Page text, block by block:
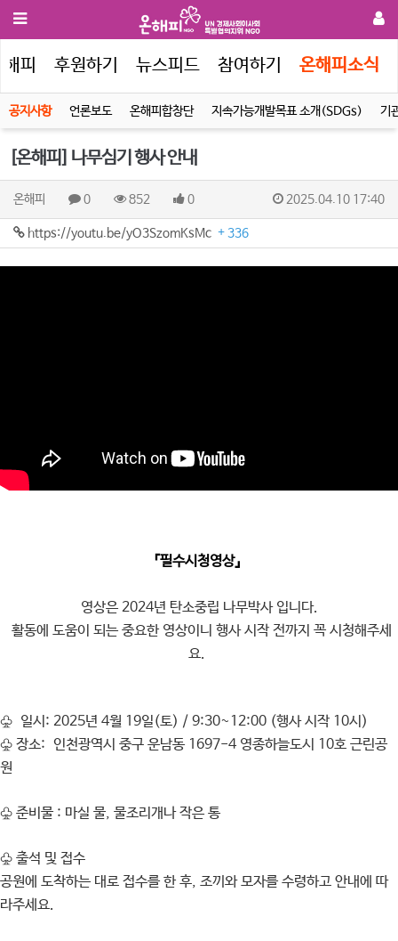
피 후원하기 뉴스피드 참여하기 온해피소식
공지사항 언론보도 온해피합창단 지속가능개발목표 소개(SDGs) 기
[온해피] 나무심기 행사 안내
온해피 0 852 0 2025.04.10 17:40
https://youtu.be/yO3SzomKsMc + 336
『필수시청영상』
영상은 2024년 탄소중립 나무박사 입니다.
활동에 도움이 되는 중요한 영상이니 행사 시작 전까지 꼭 시청해주세
요.
♧ 일시: 2025년 4월 19일(토) / 9:30~12:00 (행사 시작 10시)
♧ 장소: 인천광역시 중구 운남동 1697-4 영종하늘도시 10호 근린공
원
♧ 준비물 : 마실 물, 물조리개나 작은 통
♧ 출석 및 접수
공원에 도착하는 대로 접수를 한 후, 조끼와 모자를 수령하고 안내에 따
라주세요.